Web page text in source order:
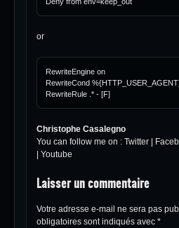
or
RewriteEngine on
RewriteCond
Christophe Casalegno
You can follow me on : Twitter
Youtube
Laisser un commentaire
Votre adresse e-mail ne sera pas
obligatoires sont indiqués avec *